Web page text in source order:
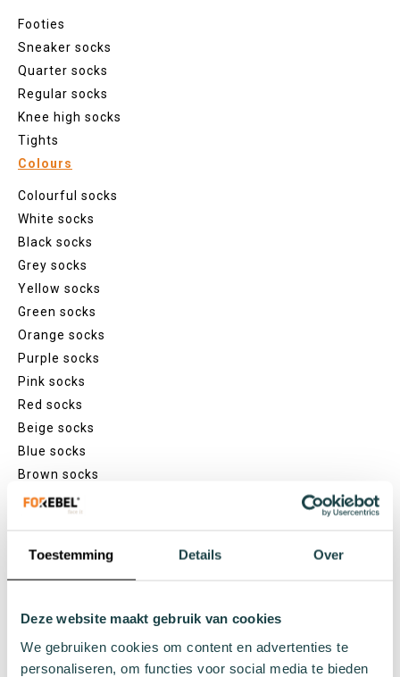
Toestemming Details Over
Deze website maakt gebruik van cookies
We gebruiken cookies om content en advertenties te
personaliseren, om functies voor social media te bieden
Footies
Sneaker socks
Quarter socks
Regular socks
Knee high socks
Tights
Colours
Colourful socks
White socks
Black socks
Grey socks
Yellow socks
Green socks
Orange socks
Purple socks
Pink socks
Red socks
Beige socks
Blue socks
Brown socks
Themes
Holland
Hobby
Nature
Animals